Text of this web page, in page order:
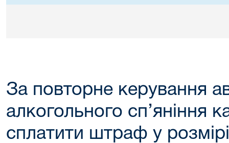
За повторне керування
алкогольного сп’яніння
сплатити штраф у